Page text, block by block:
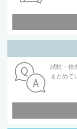
試験・検
まとめて